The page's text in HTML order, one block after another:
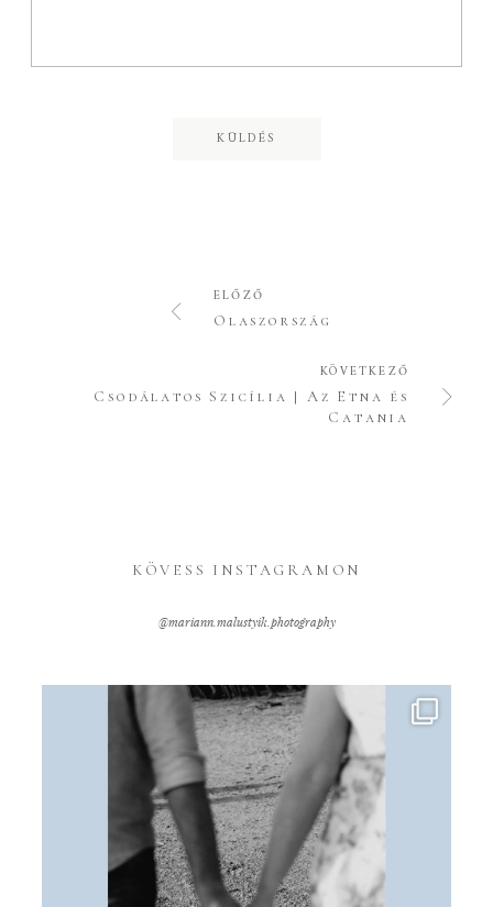
ELŐZŐ
Olaszország
KÖVETKEZŐ
Csodálatos Szicília | Az Etna és
Catania
KÖVESS INSTAGRAMON
@mariann.malustyik.photography